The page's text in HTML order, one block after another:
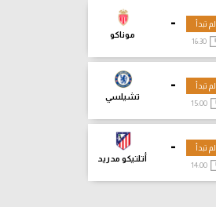
-
موناكو
لم تبدأ
16:30
-
تشيلسي
لم تبدأ
15:00
-
أتلتيكو مدريد
لم تبدأ
14:00